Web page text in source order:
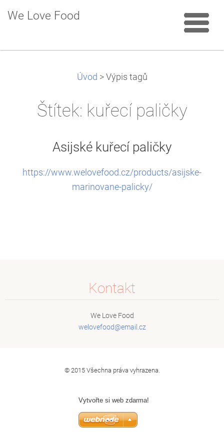
We Love Food
Úvod > Výpis tagů
Štítek: kuřecí paličky
Asijské kuřecí paličky
https://www.welovefood.cz/products/asijske-
marinovane-palicky/
Kontakt
We Love Food
welovefood@email .cz
© 2015 Všechna práva vyhrazena.
Vytvořte si web zdarma!